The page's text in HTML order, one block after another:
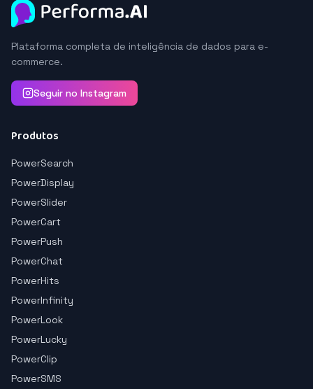
Plataforma completa de inteligência de dados para e-
commerce.
Seguir no Instagram
Produtos
PowerSearch
PowerDisplay
PowerSlider
PowerCart
PowerPush
PowerChat
PowerHits
PowerInfinity
PowerLook
PowerLucky
PowerClip
PowerSMS